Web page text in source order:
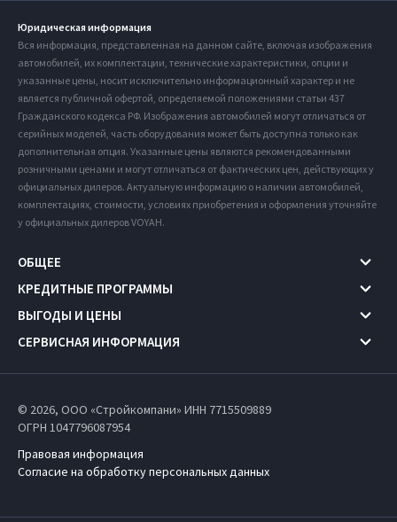
Юридическая информация
Вся информация, представленная на данном сайте, включая изображения
автомобилей, их комплектации, технические характеристики, опции и
указанные цены, носит исключительно информационный характер и не
является публичной офертой, определяемой положениями статьи 437
Гражданского кодекса РФ. Изображения автомобилей могут отличаться от
серийных моделей, часть оборудования может быть доступна только как
дополнительная опция. Указанные цены являются рекомендованными
розничными ценами и могут отличаться от фактических цен, действующих у
официальных дилеров. Актуальную информацию о наличии автомобилей,
комплектациях, стоимости, условиях приобретения и оформления уточняйте
у официальных дилеров VOYAH.
ОБЩЕЕ
КРЕДИТНЫЕ ПРОГРАММЫ
ВЫГОДЫ И ЦЕНЫ
СЕРВИСНАЯ ИНФОРМАЦИЯ
© 2026, ООО «Стройкомпани» ИНН 7715509889
ОГРН 1047796087954
Правовая информация
Согласие на обработку персональных данных